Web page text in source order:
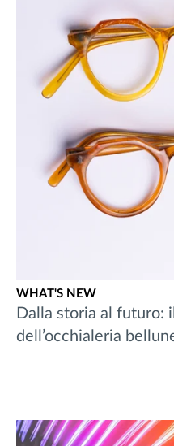
WHAT'S NEW
Dalla storia al futuro:
dell’occhialeria